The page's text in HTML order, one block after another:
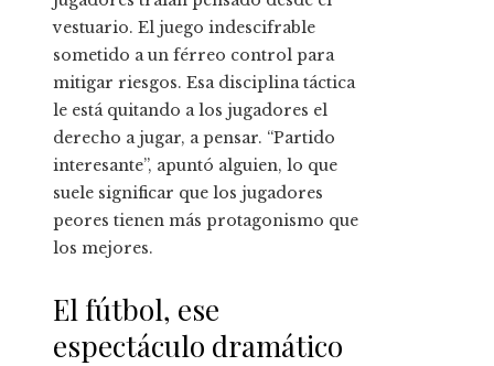
vestuario. El juego indescifrable
sometido a un férreo control para
mitigar riesgos. Esa disciplina táctica
le está quitando a los jugadores el
derecho a jugar, a pensar. “Partido
interesante”, apuntó alguien, lo que
suele significar que los jugadores
peores tienen más protagonismo que
los mejores.
El fútbol, ese
espectáculo dramático